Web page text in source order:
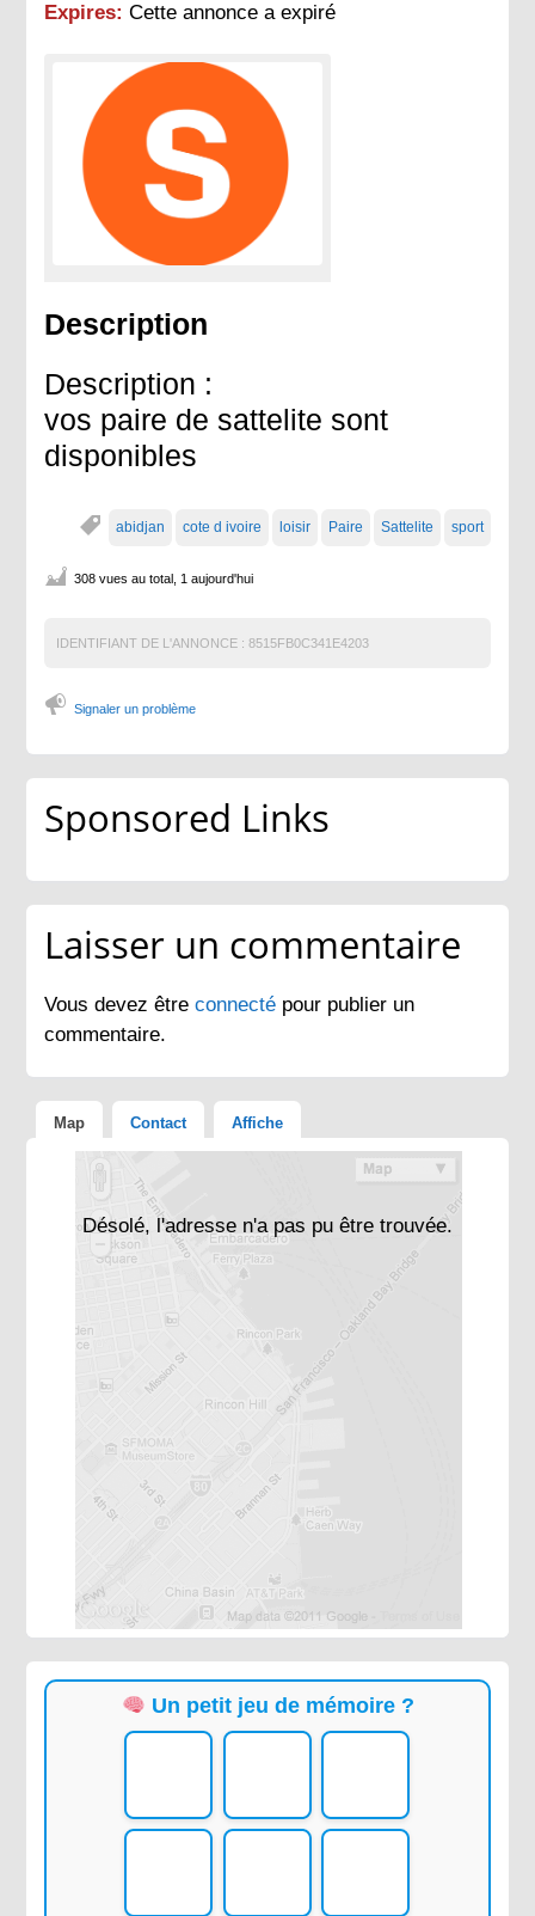
Expires: Cette annonce a expiré
Description
Description :
vos paire de sattelite sont
disponibles
abidjan cote d ivoire loisir Paire Sattelite sport
308 vues au total, 1 aujourd'hui
IDENTIFIANT DE L'ANNONCE : 8515FB0C341E4203
Signaler un problème
Sponsored Links
Laisser un commentaire
Vous devez êtreconnecté pour publier un
commentaire.
Map Contact Affiche
Désolé, l'adresse n'a pas pu être trouvée.
Un petit jeu de mémoire ?